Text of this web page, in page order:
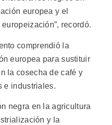
europea y el
recordó.
comprendió la
europea para sustituir
la cosecha de café y
e industriales.
negra en la agricultura
y la